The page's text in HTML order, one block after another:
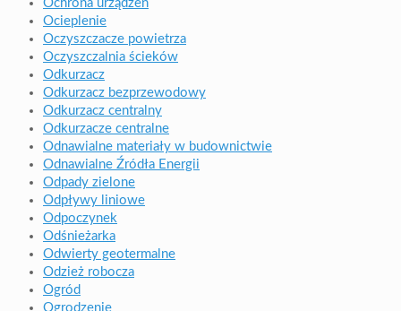
Ochrona urządzeń
Ocieplenie
Oczyszczacze powietrza
Oczyszczalnia ścieków
Odkurzacz
Odkurzacz bezprzewodowy
Odkurzacz centralny
Odkurzacze centralne
Odnawialne materiały w budownictwie
Odnawialne Źródła Energii
Odpady zielone
Odpływy liniowe
Odpoczynek
Odśnieżarka
Odwierty geotermalne
Odzież robocza
Ogród
Ogrodzenie